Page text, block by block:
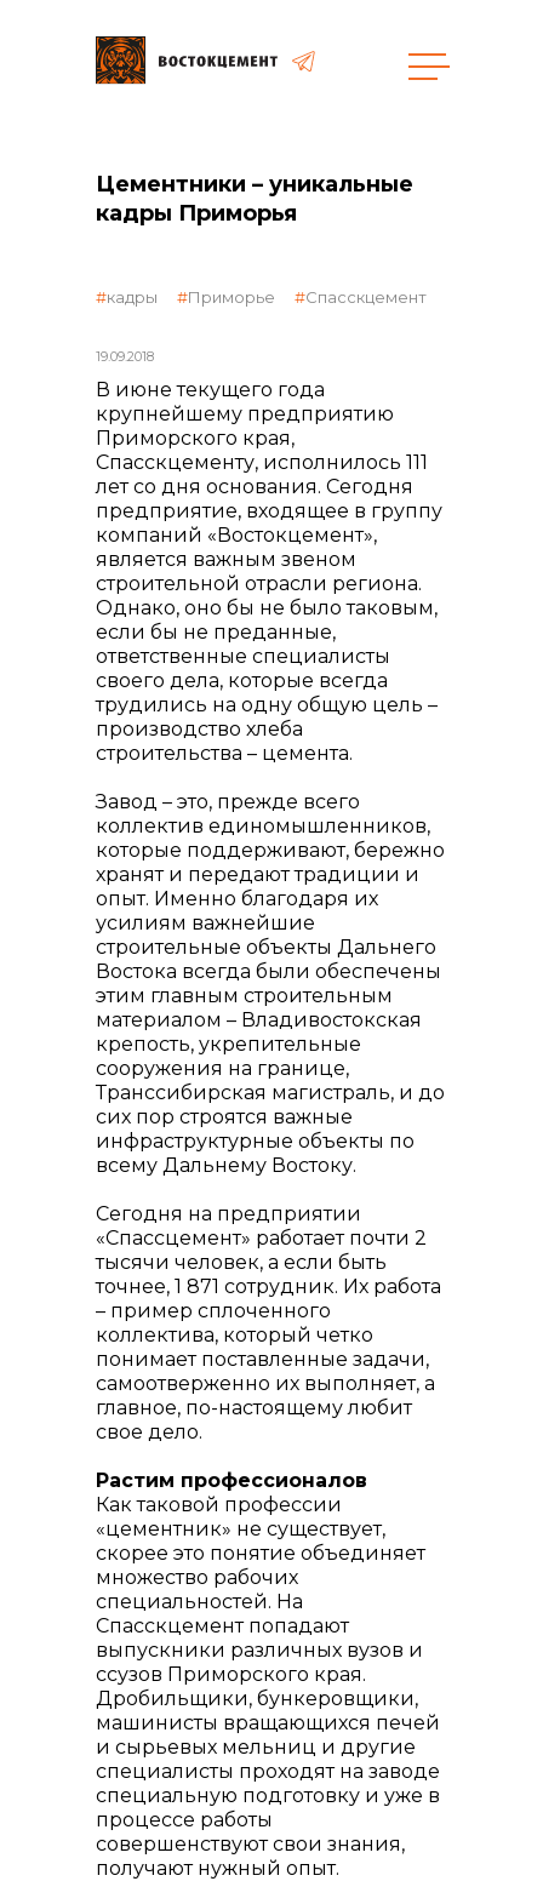
объявленные закупки
реализация неликвидов
контакты отдела закупок
Контакты
Цементники – уникальные
кадры Приморья
19.09.2018
кадры Приморье Спасскцемент
В июне текущего года
крупнейшему предприятию
Приморского края,
Спасскцементу, исполнилось 111
лет со дня основания. Сегодня
предприятие, входящее в группу
компаний «Востокцемент»,
является важным звеном
строительной отрасли региона.
Однако, оно бы не было таковым,
если бы не преданные,
ответственные специалисты
своего дела, которые всегда
трудились на одну общую цель –
производство хлеба
строительства – цемента.
Завод – это, прежде всего
коллектив единомышленников,
которые поддерживают, бережно
хранят и передают традиции и
опыт. Именно благодаря их
усилиям важнейшие
строительные объекты Дальнего
Востока всегда были обеспечены
этим главным строительным
материалом – Владивостокская
крепость, укрепительные
сооружения на границе,
Транссибирская магистраль, и до
сих пор строятся важные
инфраструктурные объекты по
всему Дальнему Востоку.
Сегодня на предприятии
«Спассцемент» работает почти 2
тысячи человек, а если быть
точнее, 1 871 сотрудник. Их работа
– пример сплоченного
коллектива, который четко
понимает поставленные задачи,
самоотверженно их выполняет, а
главное, по-настоящему любит
свое дело.
Растим профессионалов
Как таковой профессии
«цементник» не существует,
скорее это понятие объединяет
множество рабочих
специальностей. На
Спасскцемент попадают
выпускники различных вузов и
ссузов Приморского края.
Дробильщики, бункеровщики,
машинисты вращающихся печей
и сырьевых мельниц и другие
специалисты проходят на заводе
специальную подготовку и уже в
процессе работы
совершенствуют свои знания,
получают нужный опыт.